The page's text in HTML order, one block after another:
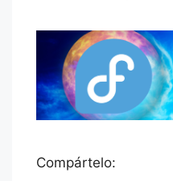
Compártelo: